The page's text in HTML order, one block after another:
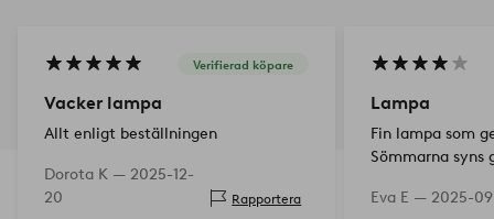
Verifierad köpare
Vacker lampa
Allt enligt beställningen
Dorota K — 2025-12-
20
Rapportera
Lampa
Fin lampa som
Sömmarna syns
Eva E — 2025-